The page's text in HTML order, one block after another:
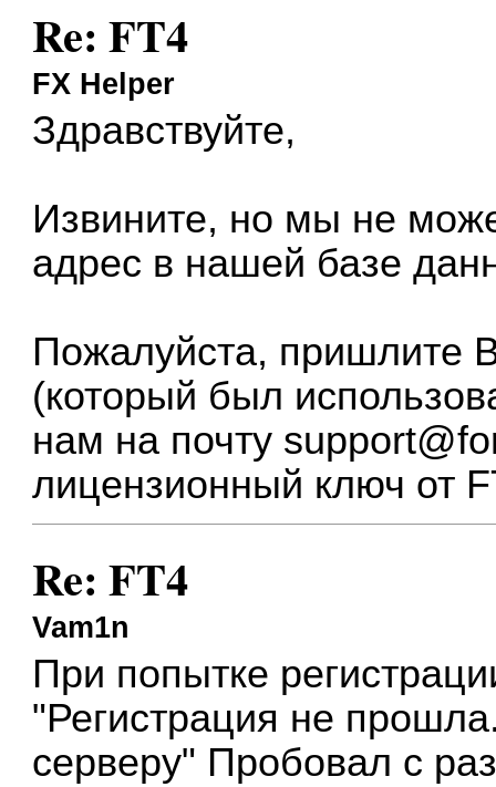
Re: FT4
FX Helper
Здравствуйте,
Извините, но мы не
адрес в нашей базе
Пожалуйста, пришлите
(который был
нам на почту
лицензионный ключ от
Re: FT4
Vam1n
При попытке
"Регистрация не
серверу" Пробовал с